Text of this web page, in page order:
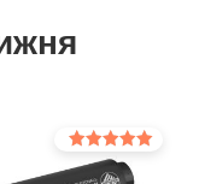
Оцінено в
5.00